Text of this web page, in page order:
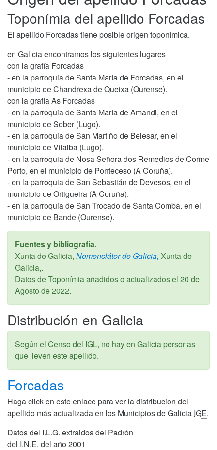
Toponímia del apellido Forcadas
El apellido Forcadas tiene posible origen toponímica.
en Galicia encontramos los siguientes lugares
con la grafía Forcadas
- en la parroquia de Santa María de Forcadas, en el
municipio de Chandrexa de Queixa (Ourense).
con la grafía As Forcadas
- en la parroquia de Santa María de Amandi, en el
municipio de Sober (Lugo).
- en la parroquia de San Martiño de Belesar, en el
municipio de Vilalba (Lugo).
- en la parroquia de Nosa Señora dos Remedios de Corme
Porto, en el municipio de Ponteceso (A Coruña).
- en la parroquia de San Sebastián de Devesos, en el
municipio de Ortigueira (A Coruña).
- en la parroquia de San Trocado de Santa Comba, en el
municipio de Bande (Ourense).
Fuentes y bibliografía.
Xunta de Galicia, Nomenclátor de Galicia, Xunta de
Galicia,.
Datos de Toponímia añadidos o actualizados el 20 de
Agosto de 2022.
Distribución en Galicia
Según el Censo del IGL, no hay en Galicia personas
que lleven este apellido.
Forcadas
Haga click en este enlace para ver la distribucion del
apellido más actualizada en los Municipios de Galicia IGE.
Datos del I.L.G. extraidos del Padrón
del I.N.E. del año 2001